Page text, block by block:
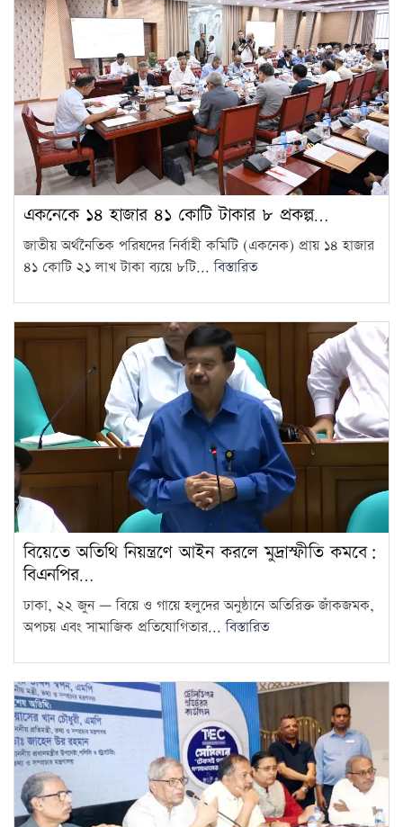
15
পারে গ্যাস সংকট
একনেকে ১৪ হাজার ৪১ কোটি টাকার ৮ প্রকল্প…
জাতীয় অর্থনৈতিক পরিষদের নির্বাহী কমিটি (একনেক) প্রায় ১৪ হাজার
৪১ কোটি ২১ লাখ টাকা ব্যয়ে ৮টি...বিস্তারিত
বিয়েতে অতিথি নিয়ন্ত্রণে আইন করলে মুদ্রাস্ফীতি কমবে:
বিএনপির…
ঢাকা, ২২ জুন — বিয়ে ও গায়ে হলুদের অনুষ্ঠানে অতিরিক্ত জাঁকজমক,
অপচয় এবং সামাজিক প্রতিযোগিতার...বিস্তারিত